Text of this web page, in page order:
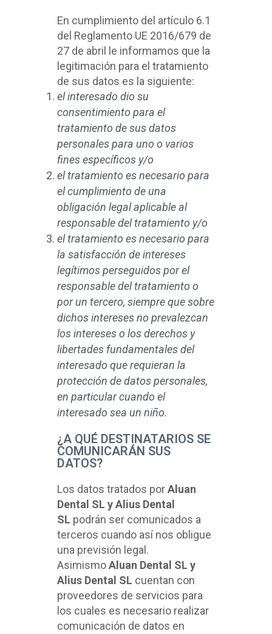
En cumplimiento del artículo 6.1
del Reglamento UE 2016/679 de
27 de abril le informamos que la
legitimación para el tratamiento
de sus datos es la siguiente:
el interesado dio su
consentimiento para el
tratamiento de sus datos
personales para uno o varios
fines específicos y/o
el tratamiento es necesario para
el cumplimiento de una
obligación legal aplicable al
responsable del tratamiento y/o
el tratamiento es necesario para
la satisfacción de intereses
legítimos perseguidos por el
responsable del tratamiento o
por un tercero, siempre que sobre
dichos intereses no prevalezcan
los intereses o los derechos y
libertades fundamentales del
interesado que requieran la
protección de datos personales,
en particular cuando el
interesado sea un niño.
¿A QUÉ DESTINATARIOS SE
COMUNICARÁN SUS
DATOS?
Los datos tratados porAluan
Dental SL y Alius Dental
SL podrán ser comunicados a
terceros cuando así nos obligue
una previsión legal.
AsimismoAluan Dental SL y
Alius Dental SL cuentan con
proveedores de servicios para
los cuales es necesario realizar
comunicación de datos en